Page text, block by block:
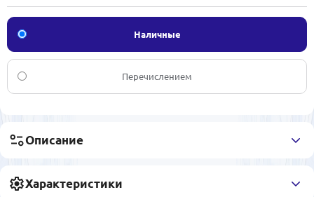
Наличные
Перечислением
Описание
Характеристики